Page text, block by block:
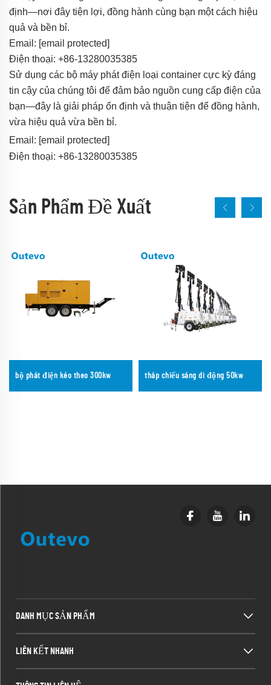
định—nơi đây tiện lợi, đồng hành cùng bạn một cách hiệu
quả và bền bỉ.
Email: [email protected]
Điện thoại: +86-13280035385
Sử dụng các bộ máy phát điện loại container cực kỳ đáng
tin cậy của chúng tôi để đảm bảo nguồn cung cấp điện của
bạn—đây là giải pháp ổn định và thuận tiện để đồng hành,
vừa hiệu quả vừa bền bỉ.
Email: [email protected]
Điện thoại: +86-13280035385
Sản Phẩm Đề Xuất
bộ phát điện kéo theo 300kw tháp chiếu sáng di động 50kw
DANH MỤC SẢN PHẨM
LIÊN KẾT NHANH